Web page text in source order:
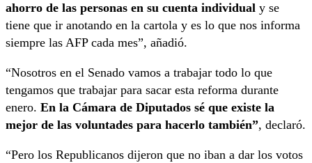
ahorro de las personas en su cuenta individual y se
tiene que ir anotando en la cartola y es lo que nos informa
siempre las AFP cada mes”, añadió.
“Nosotros en el Senado vamos a trabajar todo lo que
tengamos que trabajar para sacar esta reforma durante
enero. En la Cámara de Diputados sé que existe la
mejor de las voluntades para hacerlo también”, declaró.
“Pero los Republicanos dijeron que no iban a dar los votos